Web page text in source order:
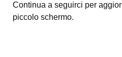
Continua a seguirci per
piccolo schermo.